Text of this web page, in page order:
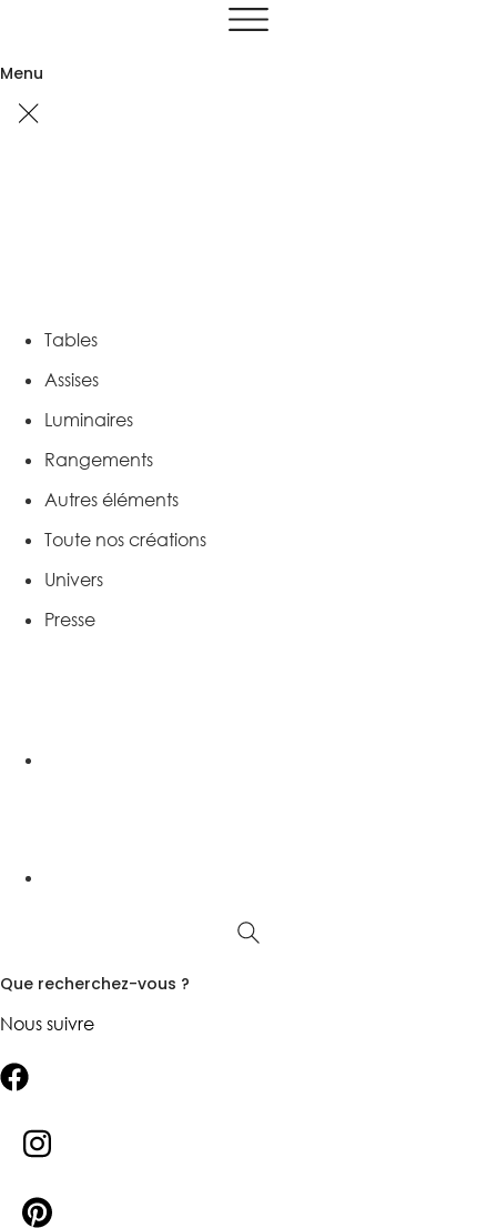
contenu
Menu
Tables
Assises
Luminaires
Rangements
Autres éléments
Toute nos créations
Univers
Presse
Que recherchez-vous ?
Nous suivre